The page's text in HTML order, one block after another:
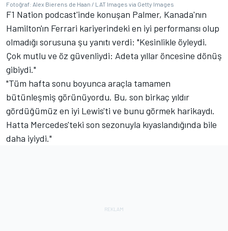
Fotoğraf: Alex Bierens de Haan / LAT Images via Getty Images
F1 Nation podcast'inde konuşan Palmer, Kanada'nın
Hamilton'ın Ferrari kariyerindeki en iyi performansı olup
olmadığı sorusuna şu yanıtı verdi: "Kesinlikle öyleydi.
Çok mutlu ve öz güvenliydi: Adeta yıllar öncesine dönüş
gibiydi."
"Tüm hafta sonu boyunca araçla tamamen
bütünleşmiş görünüyordu. Bu, son birkaç yıldır
gördüğümüz en iyi Lewis'ti ve bunu görmek harikaydı.
Hatta Mercedes'teki son sezonuyla kıyaslandığında bile
daha iyiydi."